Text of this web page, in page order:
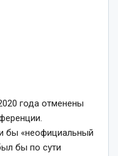
года отменены
бы «неофициальный
бы по сути